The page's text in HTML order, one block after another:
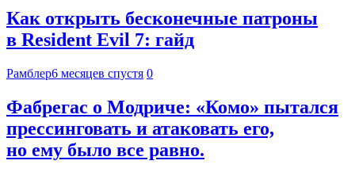
Как открыть бесконечные патроны
в Resident Evil 7: гайд
Рамблер6 месяцев спустя 0
Фабрегас о Модриче: «Комо» пытался
прессинговать и атаковать его,
но ему было все равно.